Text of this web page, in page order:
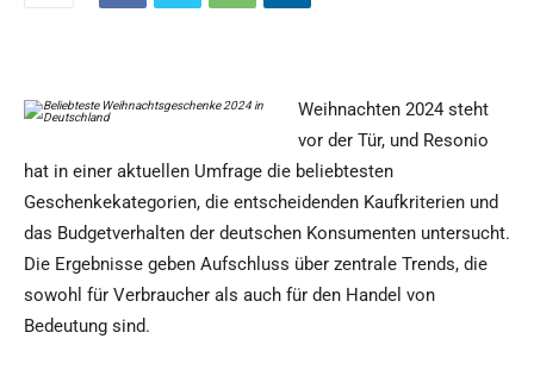
Weihnachten 2024 steht
vor der Tür, und Resonio
hat in einer aktuellen Umfrage die beliebtesten
Geschenkekategorien, die entscheidenden Kaufkriterien und
das Budgetverhalten der deutschen Konsumenten untersucht.
Die Ergebnisse geben Aufschluss über zentrale Trends, die
sowohl für Verbraucher als auch für den Handel von
Bedeutung sind.